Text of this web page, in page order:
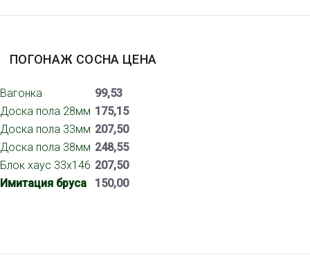
ПОГОНАЖ СОСНА ЦЕНА
Вагонка
99,53
Доска пола 28мм 175,15
Доска пола 33мм 207,50
Доска пола 38мм 248,55
Блок хаус 33х146 207,50
Имитация бруса
150,00